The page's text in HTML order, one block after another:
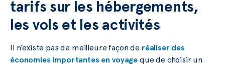
tarifs sur les hébergements,
les vols et les activités
Il n’existe pas de meilleure façon de réaliser des
économies importantes en voyage que de choisir un